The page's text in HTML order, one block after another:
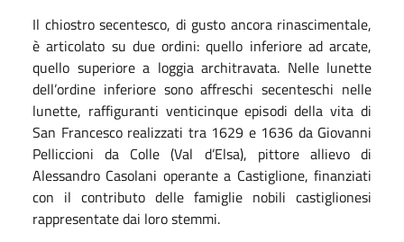
Il chiostro secentesco, di gusto ancora rinascimentale,
è articolato su due ordini: quello inferiore ad arcate,
quello superiore a loggia architravata. Nelle lunette
dell’ordine inferiore sono affreschi secenteschi nelle
lunette, raffiguranti venticinque episodi della vita di
San Francesco realizzati tra 1629 e 1636 da Giovanni
Pelliccioni da Colle (Val d’Elsa), pittore allievo di
Alessandro Casolani operante a Castiglione, finanziati
con il contributo delle famiglie nobili castiglionesi
rappresentate dai loro stemmi.